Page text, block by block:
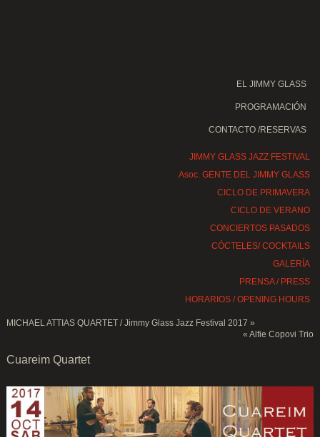
EL JIMMY GLASS
PROGRAMACIÓN
CONTACTO /RESERVAS
JIMMY GLASS JAZZ FESTIVAL
Asoc. GENTE DEL JIMMY GLASS
CICLO DE PRIMAVERA
CICLO DE VERANO
CONCIERTOS PASADOS
CÓCTELES/ COCKTAILS
GALERÍA
PRENSA / PRESS
HORARIOS / OPENING HOURS
MICHAEL ATTIAS QUARTET / Jimmy Glass Jazz Festival 2017 »
« Alfie Copovi Trio
Cuareim Quartet